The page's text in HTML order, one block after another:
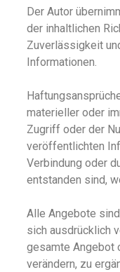
Der Autor
der inhaltlichen
Zuverlässigkeit
Informationen.
materieller oder
Zugriff oder der
veröffentlichten
Verbindung oder
entstanden sind,
Alle Angebote
sich ausdrücklich
gesamte Angebot
verändern, zu